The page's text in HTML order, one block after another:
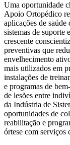
Uma oportunidade
Apoio Ortopédico
aplicações de
sistemas de suporte
crescente
preventivas que
envelhecimento
mais utilizados em
instalações de
e programas de
de lesões entre
da Indústria de
oportunidades de
reabilitação e
órtese com serviços